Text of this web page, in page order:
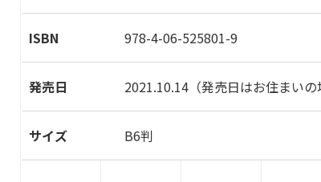
ISBN 978-4-06-525801-9
発売日 2021.10.14 （発売日はお住まい
サイズ B6判